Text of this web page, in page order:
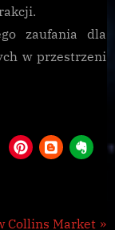
zaufania dla
w przestrzeni
Collins Market